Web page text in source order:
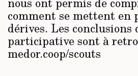
comment se mettent en
dérives. Les conclusions
participative sont à
medor.coop/scouts